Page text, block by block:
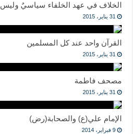
الخلاف في عهد الخلفاء سياسيٌ وليس
31 يناير، 2015
القرآن واحد عند كل المسلمين
31 يناير، 2015
مصحف فاطمة
31 يناير، 2015
الإمام علي(ع) والصحابة(رض)
9 فبراير، 2014